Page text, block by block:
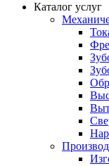
Каталог услуг